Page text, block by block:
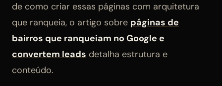
de como criar essas páginas com arquitetura
que ranqueia, o artigo sobre páginas de
bairros que ranqueiam no Google e
convertem leads detalha estrutura e
conteúdo.